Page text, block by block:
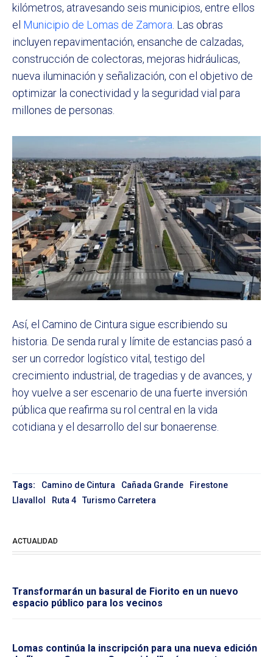
kilómetros, atravesando seis municipios, entre ellos
el Municipio de Lomas de Zamora . Las obras
incluyen repavimentación, ensanche de calzadas,
construcción de colectoras, mejoras hidráulicas,
nueva iluminación y señalización, con el objetivo de
optimizar la conectividad y la seguridad vial para
millones de personas.
Así, el Camino de Cintura sigue escribiendo su
historia. De senda rural y límite de estancias pasó a
ser un corredor logístico vital, testigo del
crecimiento industrial, de tragedias y de avances, y
hoy vuelve a ser escenario de una fuerte inversión
pública que reafirma su rol central en la vida
cotidiana y el desarrollo del sur bonaerense.
Tags: Camino de Cintura Cañada Grande
Firestone
Llavallol
Ruta 4 Turismo Carretera
ACTUALIDAD
Transformarán un basural de Fiorito en un nuevo
espacio público para los vecinos
Lomas continúa la inscripción para una nueva edición